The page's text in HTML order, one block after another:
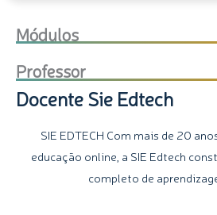
Módulos
Professor
Docente Sie Edtech
SIE EDTECH Com mais de 20
educação online, a SIE Edtech
completo de